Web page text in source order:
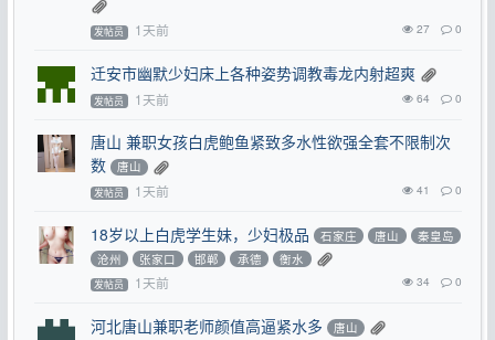
发帖员 1天前 27 0
迁安市幽默少妇床上各种姿势调教毒龙内射超爽
发帖员 1天前 64 0
唐山 兼职女孩白虎鲍鱼紧致多水性欲强全套不限制次
数
唐山
发帖员 1天前 41 0
18岁以上白虎学生妹，少妇极品 石家庄 唐山
秦皇岛
沧州
张家口 邯郸 承德 衡水
发帖员 1天前 34 0
河北唐山兼职老师颜值高逼紧水多 唐山